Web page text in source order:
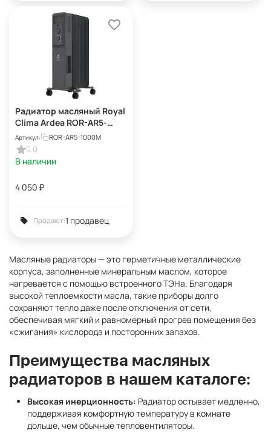
Радиатор масляный Royal
Clima Ardea ROR-AR5-
1000M 1000Вт
графитовый/черный
Артикул: ROR-AR5-1000M
0.0
В наличии
4 050 ₽
Продают:1 продавец
Масляные радиаторы — это герметичные металлические
корпуса, заполненные минеральным маслом, которое
нагревается с помощью встроенного ТЭНа. Благодаря
высокой теплоемкости масла, такие приборы долго
сохраняют тепло даже после отключения от сети,
обеспечивая мягкий и равномерный прогрев помещения без
«сжигания» кислорода и посторонних запахов.
Преимущества масляных
радиаторов в нашем каталоге:
Высокая инерционность: Радиатор остывает медленно,
поддерживая комфортную температуру в комнате
дольше, чем обычные тепловентиляторы.